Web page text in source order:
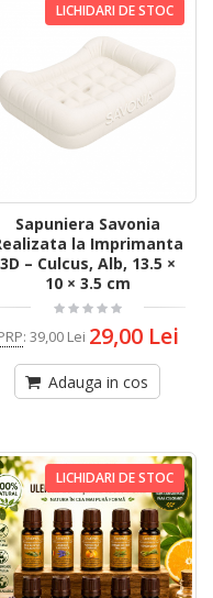
LICHIDARI DE STOC
Sapuniera Savonia
la Imprimanta
3D – Culcus, Alb, 13.5 ×
10 × 3.5 cm
: 39,00 Lei 29,00 Lei
Adauga in cos
LICHIDARI DE STOC